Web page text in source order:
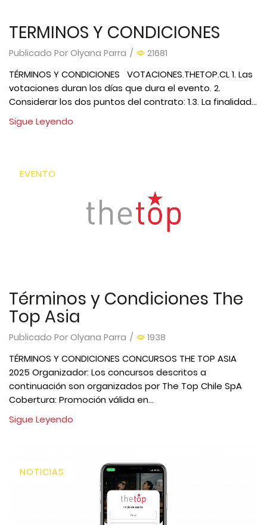
TERMINOS Y CONDICIONES
Publicado Por Olyana Parra / 21681
TÉRMINOS Y CONDICIONES VOTACIONES.THETOP.CL 1. Las
votaciones duran los días que dura el evento. 2.
Considerar los dos puntos del contrato: 1.3. La finalidad...
Sigue Leyendo
EVENTO
Términos y Condiciones The
Top Asia
Publicado Por Olyana Parra / 1938
TÉRMINOS Y CONDICIONES CONCURSOS THE TOP ASIA
2025 Organizador: Los concursos descritos a
continuación son organizados por The Top Chile SpA
Cobertura: Promoción válida en...
Sigue Leyendo
NOTICIAS